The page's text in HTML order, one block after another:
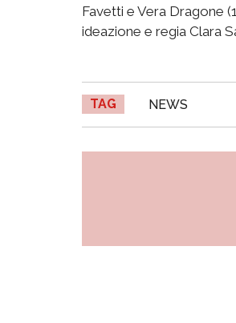
Favetti e Vera Dragone
ideazione e regia Clara
TAG NEWS